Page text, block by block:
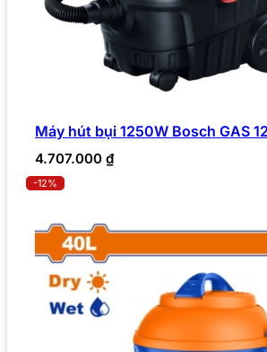
Máy hút bụi 1250W Bosch GAS
4.707.000 ₫
-12%